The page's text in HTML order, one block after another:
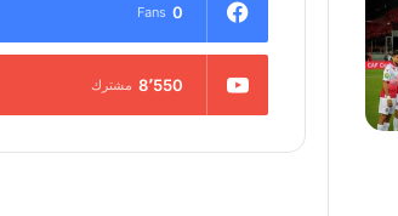
0
Fans
8٬550 مشترك